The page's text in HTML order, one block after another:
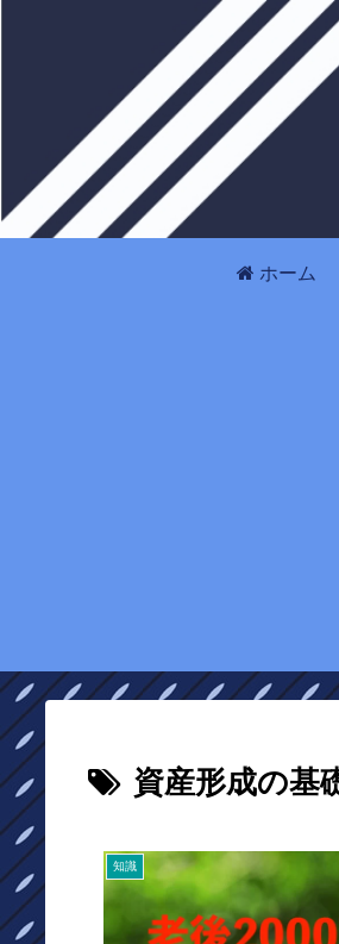
ホーム
資産形成の基
知識